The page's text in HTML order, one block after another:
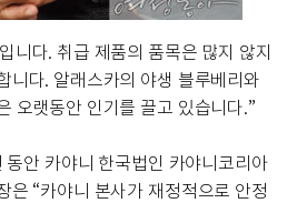
니다. 취급 제품의 품목은 많지 않지
니다. 알래스카의 야생 블루베리와
오랫동안 인기를 끌고 있습니다.”
안 카야니 한국법인 카야니코리아
은 “카야니 본사가 재정적으로 안정